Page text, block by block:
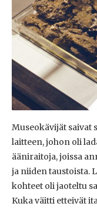
Museokävijät saivat
laitteen, johon oli
ääniraitoja, joissa
ja niiden taustoista.
kohteet oli jaoteltu
Kuka väitti etteivät